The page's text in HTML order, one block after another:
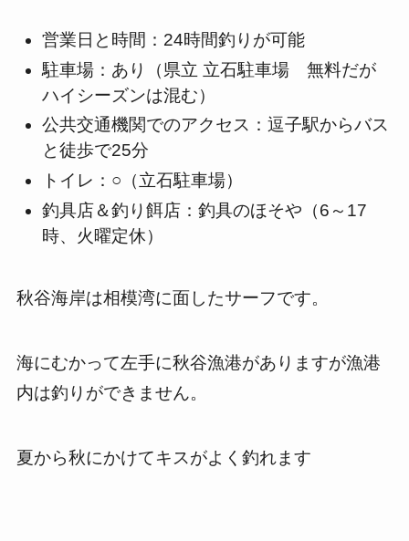
営業日と時間：24時間釣りが可能
駐車場：あり（県立 立石駐車場 無料だが
ハイシーズンは混む）
公共交通機関でのアクセス：逗子駅からバス
と徒歩で25分
トイレ：○（立石駐車場）
釣具店＆釣り餌店：釣具のほそや（6～17
時、火曜定休）
秋谷海岸は相模湾に面したサーフです。
海にむかって左手に秋谷漁港がありますが漁港
内は釣りができません。
夏から秋にかけてキスがよく釣れます